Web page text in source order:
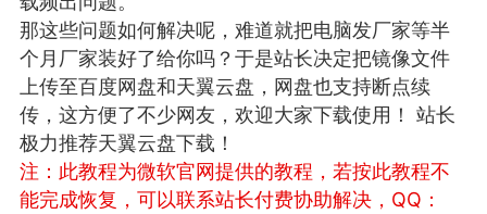
问答 闲谈 官方
任务 排行 历史
那这些问题如何解决呢，难道就把电脑发厂家等半
个月厂家装好了给你吗？于是站长决定把镜像文件
上传至百度网盘和天翼云盘，网盘也支持断点续
传，这方便了不少网友，欢迎大家下载使用！ 站长
极力推荐天翼云盘下载！
注：此教程为微软官网提供的教程，若按此教程不
能完成恢复，可以联系站长付费协助解决，QQ：